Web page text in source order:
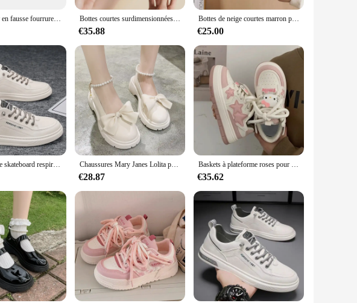
Bottes d'hiver en fausse fourrure pour femmes, bottes de neige en peluche coordonnantes, chaussures en coton chaud astronomique optique, bottes à plateforme Bottes courtes surdimensionnées à talons épais de style britannique pour femmes, mode, printemps, automne, hiver, nouveau, 2024
€35.88
Bottes de neige courtes marron pour femmes, chaussures à plateforme, taille de poussée, bottes de rinçage, imperméables et chaudes, nouvelle mode, hiver
€25.00
Chaussures de skateboard respirantes en cuir blanc pour hommes, chaussures décontractées pour hommes, chaussures plates à enfiler, mode, conduite, marche, tennis Chaussures Mary Janes Lolita pour femmes, chaussures à plateforme optique, escarpins de fête, sandales JOMujer à nœud, mode Oxford, été, nouveau, 2022
€28.87
Baskets à plateforme roses pour femmes, chaussures coréennes Kawaii, chaussures de tennis décontractées, chaussures plates pour femmes, vintage, collégien, printemps, été, nouveau
€35.62